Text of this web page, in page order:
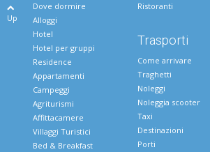
Up
Dove dormire
Alloggi
Hotel
Hotel per gruppi
Residence
Appartamenti
Campeggi
Agriturismi
Affittacamere
Villaggi Turistici
Bed & Breakfast
Ristoranti
Trasporti
Come arrivare
Traghetti
Noleggi
Noleggia scooter
Taxi
Destinazioni
Porti